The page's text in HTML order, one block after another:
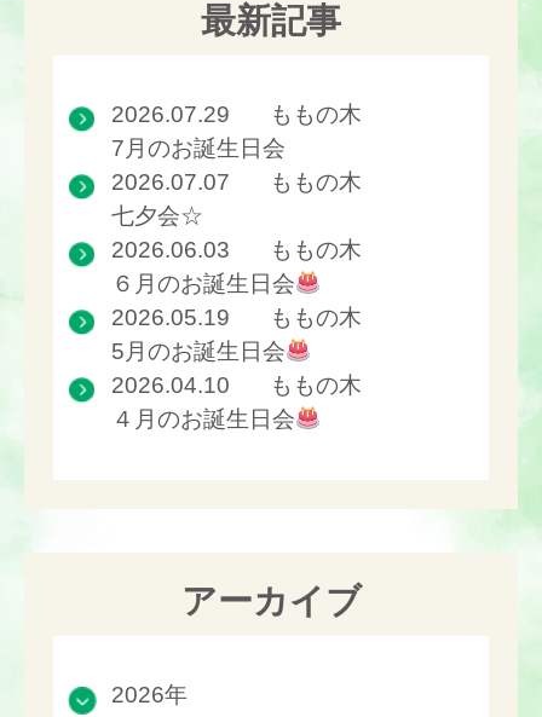
最新記事
2026.07.29
ももの木
7月のお誕生日会
2026.07.07
ももの木
七夕会☆
2026.06.03
ももの木
６月のお誕生日会
2026.05.19
ももの木
5月のお誕生日会
2026.04.10
ももの木
４月のお誕生日会
アーカイブ
2026年